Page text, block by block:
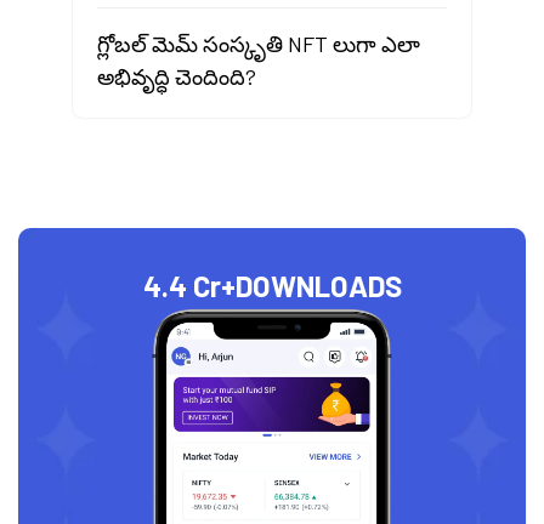
గ్లోబల్ మెమ్ సంస్కృతి NFT లుగా ఎలా
అభివృద్ధి చెందింది?
4.4 Cr+DOWNLOADS